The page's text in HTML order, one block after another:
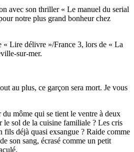
avec son thriller « Le manuel du serial
notre plus grand bonheur chez
« Lire délivre »/France 3, lors de « La
sur-mer.
au plus, ce garçon sera mort. Je vous
môme qui se tient le ventre à deux
le sol de la cuisine familiale ? Les cris
fils déjà quasi exsangue ? Raide comme
son sang, écrasé comme un petit